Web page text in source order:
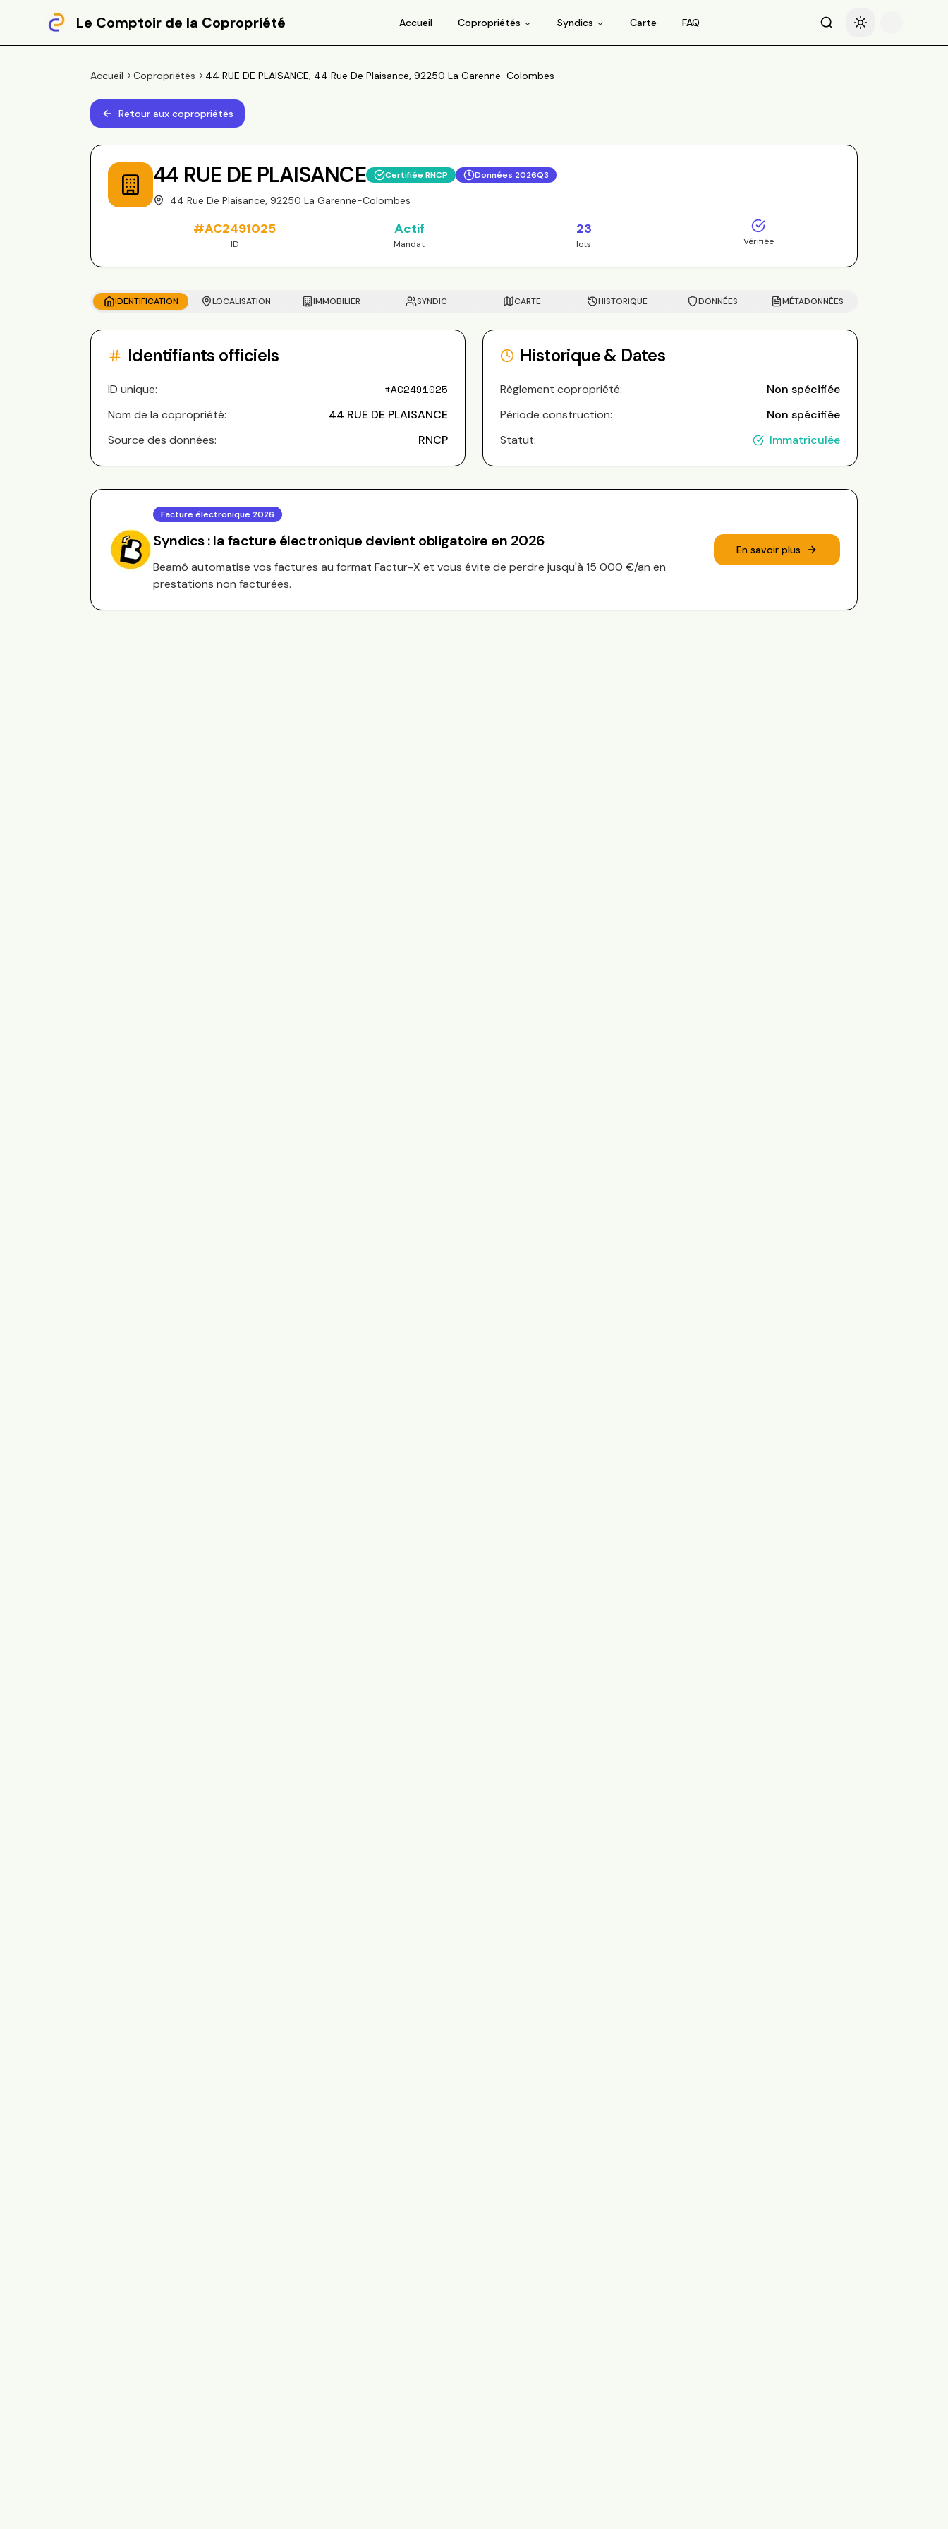
Le Comptoir de la Copropriété Accueil Copropriétés Syndics Carte FAQ RechercheBasculer le thème
Accueil Copropriétés 44 RUE DE PLAISANCE, 44 Rue De Plaisance, 92250 La Garenne-Colombes
Retour aux copropriétés
44 RUE DE PLAISANCE Certifiée RNCP Données 2026Q3
44 Rue De Plaisance, 92250 La Garenne-Colombes
#AC2491025
ID
Actif
Mandat
23
lots Vérifiée
IDENTIFICATION LOCALISATION IMMOBILIER SYNDIC CARTE HISTORIQUE DONNÉES MÉTADONNÉES
Identifiants officiels
ID unique: #AC2491025
Nom de la copropriété:
44 RUE DE PLAISANCE
Source des données:
RNCP
Historique & Dates
Règlement copropriété:
Non spécifiée
Période construction:
Non spécifiée
Statut:
Immatriculée
Facture électronique 2026
Syndics : la facture électronique devient obligatoire en 2026
Beamô automatise vos factures au format Factur-X et vous évite de perdre jusqu'à 15 000 €/an en
prestations non facturées.
En savoir plus